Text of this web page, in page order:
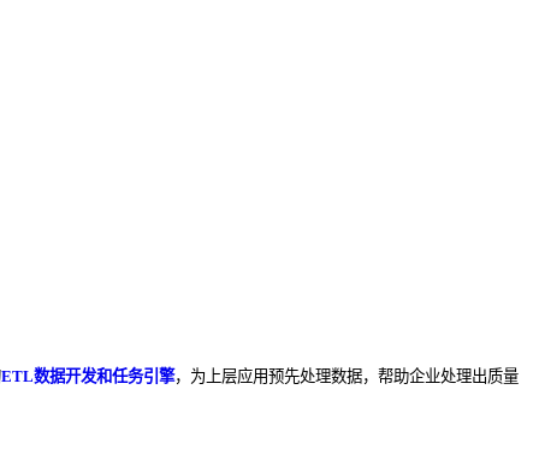
ETL数据开发和任务引擎，为上层应用预先处理数据，帮助企业处理出质量